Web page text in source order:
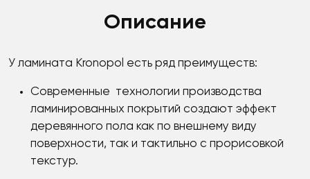
Описание
У ламината Kronopol есть ряд преимуществ:
Современные технологии производства
ламинированных покрытий создают эффект
деревянного пола как по внешнему виду
поверхности, так и тактильно с прорисовкой
текстур.